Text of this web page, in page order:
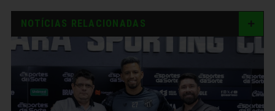
NOTÍCIAS RELACIONADAS